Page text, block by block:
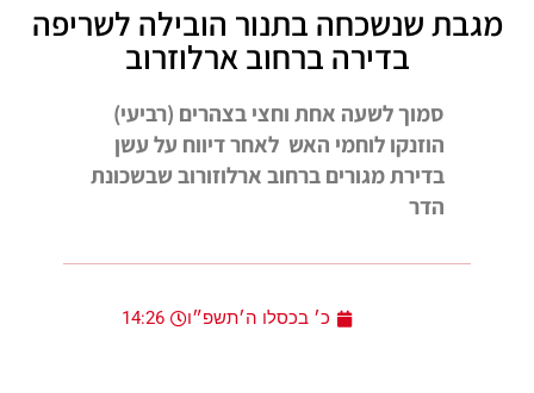
מגבת שנשכחה בתנור הובילה לשריפה
בדירה ברחוב ארלוזרוב
סמוך לשעה אחת וחצי בצהרים (רביעי)
הוזנקו לוחמי האש לאחר דיווח על עשן
בדירת מגורים ברחוב ארלוזורוב שבשכונת
הדר
כ׳ בכסלו ה׳תשפ״ו 14:26